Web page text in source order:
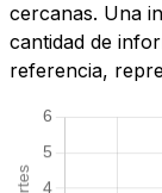
cercanas. Una
cantidad de
referencia,